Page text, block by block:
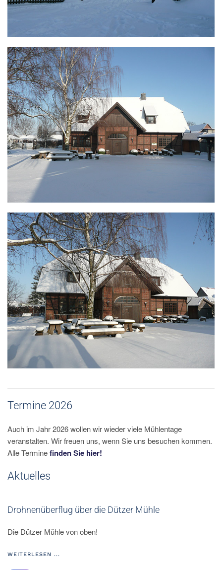
Termine 2026
Auch im Jahr 2026 wollen wir wieder viele Mühlentage
veranstalten. Wir freuen uns, wenn Sie uns besuchen kommen.
Alle Terminefinden Sie hier!
Aktuelles
Drohnenüberflug über die Dützer Mühle
Die Dützer Mühle von oben!
WEITERLESEN ...